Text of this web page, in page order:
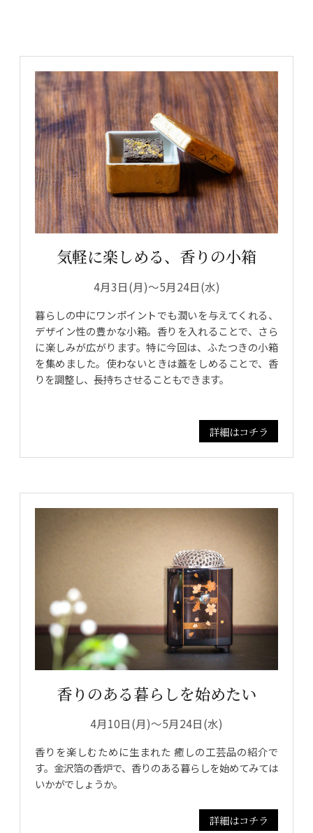
気軽に楽しめる、香りの小箱
4月3日(月)～5月24日(水)
暮らしの中にワンポイントでも潤いを与えてくれる、
デザイン性の豊かな小箱。香りを入れることで、さら
に楽しみが広がります。特に今回は、ふたつきの小箱
を集めました。使わないときは蓋をしめることで、香
りを調整し、長持ちさせることもできます。
詳細はコチラ
香りのある暮らしを始めたい
4月10日(月)～5月24日(水)
香りを楽しむために生まれた 癒しの工芸品の紹介で
す。金沢箔の香炉で、香りのある暮らしを始めてみては
いかがでしょうか。
詳細はコチラ